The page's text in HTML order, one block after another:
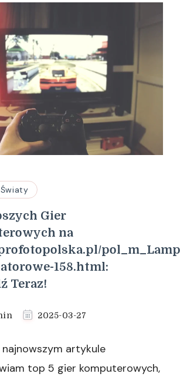
Gier
na
158.html:
Teraz!
2025-03-27
artykule
top 5 gier komputerowych,